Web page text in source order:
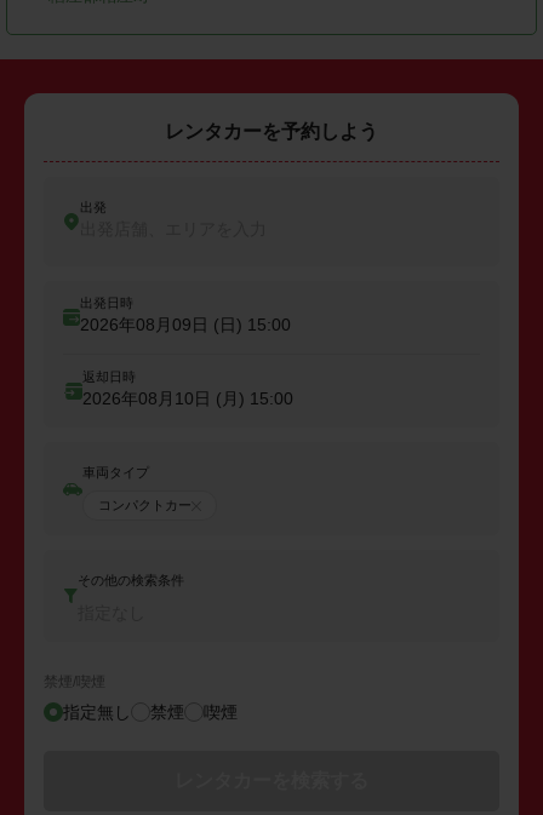
レンタカーを予約しよう
出発
出発日時
2026年08月09日 (日) 15:00
返却日時
2026年08月10日 (月) 15:00
車両タイプ
コンパクトカー
その他の検索条件
禁煙/喫煙
指定無し 禁煙 喫煙